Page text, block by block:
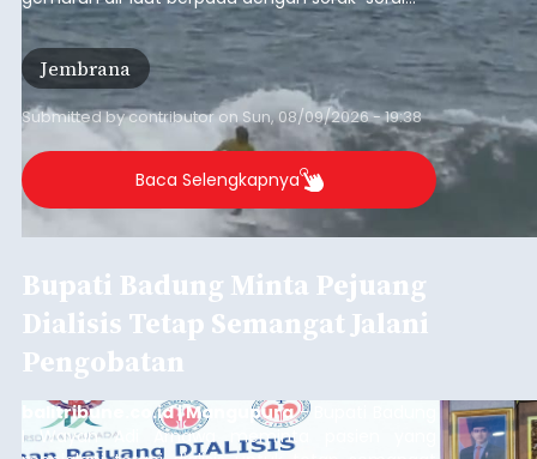
Ombak Terbaik dan
Menantang, Pantai Medewi
Jadi Magnet Surfing Dunia
balitribune.co.id | Negara- Deru ombak